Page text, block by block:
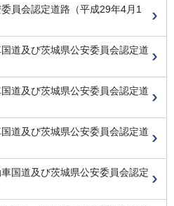
員会認定道路（平成29年4月1
道及び茨城県公安委員会認定道
道及び茨城県公安委員会認定道
道及び茨城県公安委員会認定道
国道及び茨城県公安委員会認定